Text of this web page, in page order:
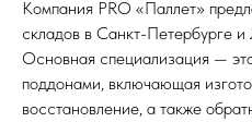
Компания PRO «Паллет»
складов в Санкт-Петербурге
Основная специализация —
поддонами, включающая
восстановление, а также